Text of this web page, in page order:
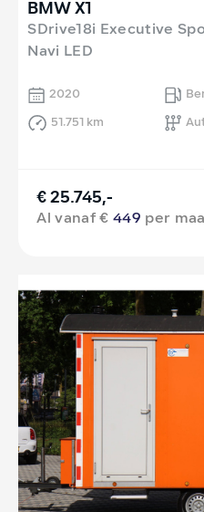
BMW X1
SDrive18i Executive
Navi LED
2020
51.751 km
€ 25.745,-
Al vanaf €449 per